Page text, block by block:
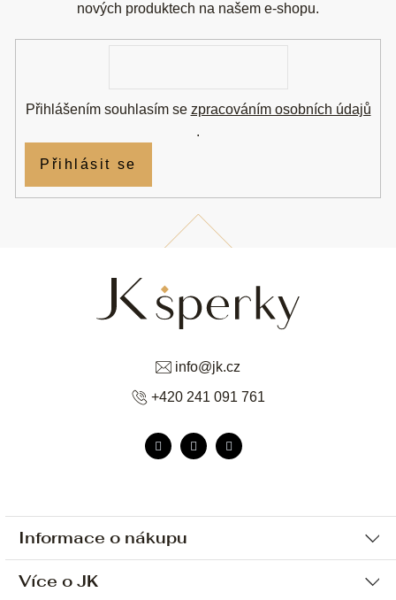
Informace o nákupu
Ochrana osobních údajů
Více o JK
info@jk.cz
+420 241 091 761
nových produktech na našem e-shopu.
Přihlášením souhlasím se zpracováním osobních údajů
.
Přihlásit se